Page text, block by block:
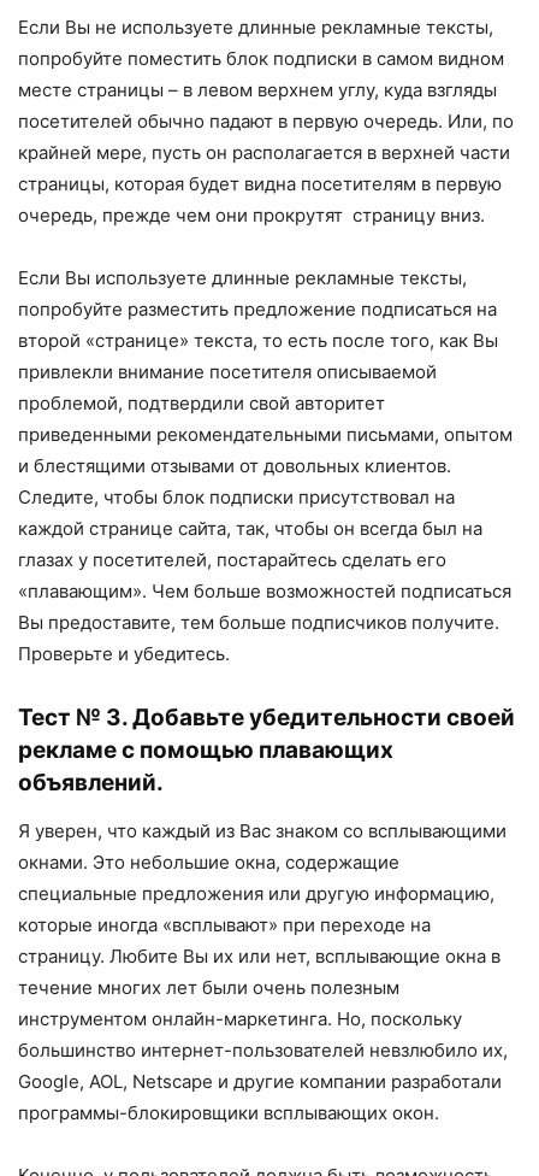
Если Вы не используете длинные рекламные тексты,
попробуйте поместить блок подписки в самом видном
месте страницы – в левом верхнем углу, куда взгляды
посетителей обычно падают в первую очередь. Или, по
крайней мере, пусть он располагается в верхней части
страницы, которая будет видна посетителям в первую
очередь, прежде чем они прокрутят страницу вниз.
Если Вы используете длинные рекламные тексты,
попробуйте разместить предложение подписаться на
второй «странице» текста, то есть после того, как Вы
привлекли внимание посетителя описываемой
проблемой, подтвердили свой авторитет
приведенными рекомендательными письмами, опытом
и блестящими отзывами от довольных клиентов.
Следите, чтобы блок подписки присутствовал на
каждой странице сайта, так, чтобы он всегда был на
глазах у посетителей, постарайтесь сделать его
«плавающим». Чем больше возможностей подписаться
Вы предоставите, тем больше подписчиков получите.
Проверьте и убедитесь.
Тест № 3. Добавьте убедительности своей
рекламе с помощью плавающих
объявлений.
Я уверен, что каждый из Вас знаком со всплывающими
окнами. Это небольшие окна, содержащие
специальные предложения или другую информацию,
которые иногда «всплывают» при переходе на
страницу. Любите Вы их или нет, всплывающие окна в
течение многих лет были очень полезным
инструментом онлайн-маркетинга. Но, поскольку
большинство интернет-пользователей невзлюбило их,
Google, AOL, Netscape и другие компании разработали
программы-блокировщики всплывающих окон.